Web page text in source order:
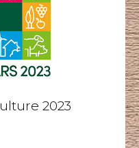
2023